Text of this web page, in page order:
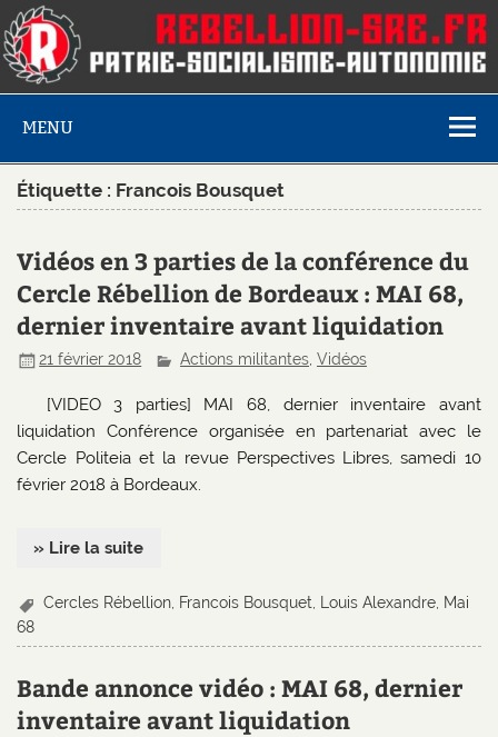
MENU
Étiquette : Francois Bousquet
Vidéos en 3 parties de la conférence du
Cercle Rébellion de Bordeaux : MAI 68,
dernier inventaire avant liquidation
21 février 2018 Actions militantes,Vidéos
[VIDEO 3 parties] MAI 68, dernier inventaire avant
liquidation Conférence organisée en partenariat avec le
Cercle Politeia et la revue Perspectives Libres, samedi 10
février 2018 à Bordeaux.
» Lire la suite
Cercles Rébellion, Francois Bousquet, Louis Alexandre, Mai
68
Bande annonce vidéo : MAI 68, dernier
inventaire avant liquidation